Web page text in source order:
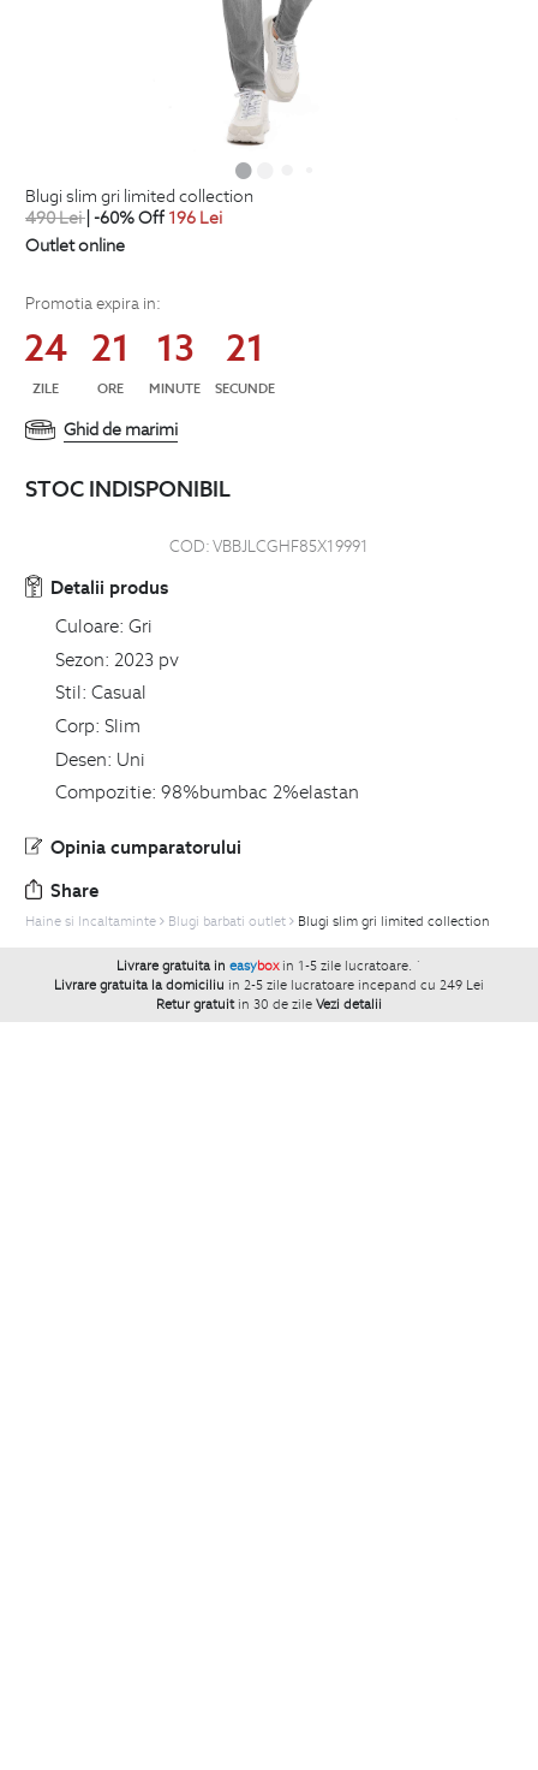
blugi slim gri limited collection
490Lei| -60% Off 196 Lei
Outlet online
Promotia expira in:
24
ZILE
21
ORE
13
MINUTE
20
SECUNDE
Ghid de marimi
STOC INDISPONIBIL
COD:VBBJLCGHF85X19991
Detalii produs
Culoare: Gri
Sezon: 2023 pv
Stil: Casual
Corp: Slim
Desen: Uni
Compozitie: 98%bumbac 2%elastan
Opinia cumparatorului
Share
Haine si Incaltaminte Blugi barbati outlet Blugi slim gri limited collection
Livrare gratuita in easybox in 1-5 zile lucratoare. `
Livrare gratuita la domiciliu in 2-5 zile lucratoare incepand cu 249 Lei
Retur gratuit in 30 de zile Vezi detalii